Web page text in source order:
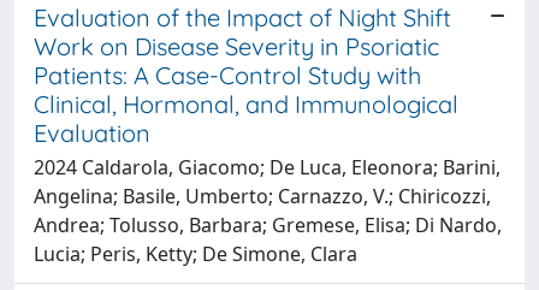
Evaluation of the Impact of Night Shift
Work on Disease Severity in Psoriatic
Patients: A Case-Control Study with
Clinical, Hormonal, and Immunological
Evaluation
2024 Caldarola, Giacomo; De Luca, Eleonora; Barini,
Angelina; Basile, Umberto; Carnazzo, V.; Chiricozzi,
Andrea; Tolusso, Barbara; Gremese, Elisa; Di Nardo,
Lucia; Peris, Ketty; De Simone, Clara